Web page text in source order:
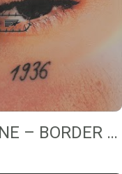
Mobtrap feat. VALE & NANE – BORDER (Radio Edit)